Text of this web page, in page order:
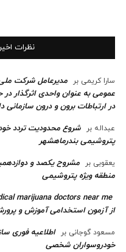
نظرات اخیر
سارا کریمی بر
مدیرعامل شرکت ملی
عمومی به عنوان واحدی اثرگذار
در ارتباطات برون و درون سازمانی
عبداله بر
شروع محدودیت تردد
پتروشیمی بندرماهشهر
یعقوبی بر
مشروح یکصد و
منطقه ویژه پتروشیمی‌
marijuana doctors near me
از آزمون استخدامی آموزش و
مسعود گوجانی بر
اطلاعیه فوری
خودروسواران شخصی